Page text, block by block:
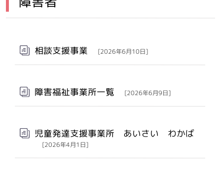
相談支援事業 [2026年6月10日]
障害福祉事業所一覧 [2026年6月9日]
児童発達支援事業所 あいさい わかば
[2026年4月1日]